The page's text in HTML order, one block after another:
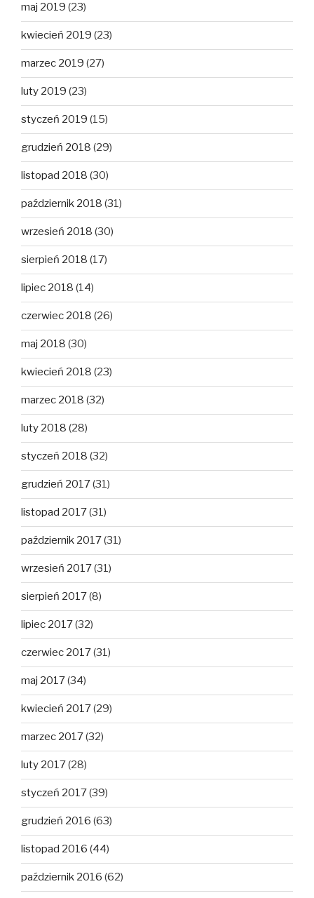
maj 2019 (23)
kwiecień 2019 (23)
marzec 2019 (27)
luty 2019 (23)
styczeń 2019 (15)
grudzień 2018 (29)
listopad 2018 (30)
październik 2018 (31)
wrzesień 2018 (30)
sierpień 2018 (17)
lipiec 2018 (14)
czerwiec 2018 (26)
maj 2018 (30)
kwiecień 2018 (23)
marzec 2018 (32)
luty 2018 (28)
styczeń 2018 (32)
grudzień 2017(31)
listopad 2017(31)
październik 2017(31)
wrzesień 2017(31)
sierpień 2017(8)
lipiec 2017(32)
czerwiec 2017(31)
maj 2017(34)
kwiecień 2017(29)
marzec 2017(32)
luty 2017(28)
styczeń 2017(39)
grudzień 2016 (63)
listopad 2016 (44)
październik 2016 (62)